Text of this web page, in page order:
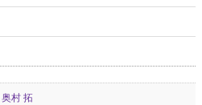
奥村 拓